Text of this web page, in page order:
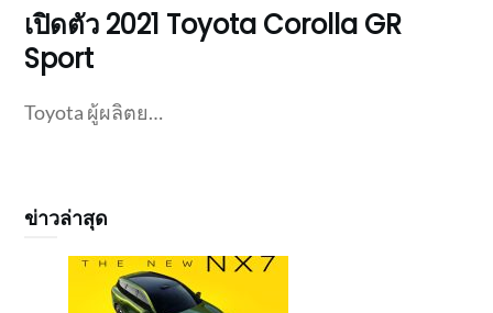
เปิดตัว 2021 Toyota Corolla GR
Sport
Toyota ผู้ผลิตย…
ข่าวล่าสุด